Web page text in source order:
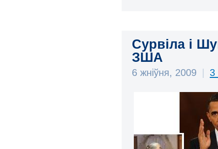
Сурвіла і
ЗША
6 жніўня, 2009 | 3